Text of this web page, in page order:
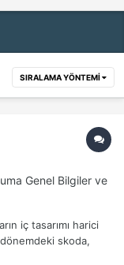
SIRALAMA YÖNTEMI
Genel Bilgiler ve
iç tasarımı harici
skoda,